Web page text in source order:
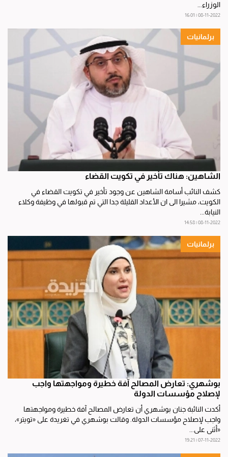
الوزراء...
08-11-2022 | 16:01
برلمانيات
الشاهين: هناك تأخير في تكويت القضاء
كشف النائب أسامة الشاهين عن وجود تأخير في تكويت القضاء في
الكويت، مشيرا الى ان الأعداد القليلة جدا التي تم قبولها في وظيفة وكلاء
النيابة...
08-11-2022 | 14:58
برلمانيات
بوشهري: تعارض المصالح آفة خطيرة ومواجهتها واجب
لإصلاح مؤسسات الدولة
أكدت النائبة جنان بوشهري أن تعارض المصالح آفة خطيرة ومواجهتها
واجب لإصلاح مؤسسات الدولة. وقالت بوشهري في تغريدة على «تويتر»،
«أثني على...
07-11-2022 | 19:21